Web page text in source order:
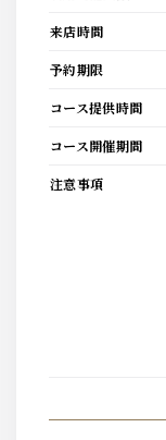
来店時間
予約期限
コース提供時間
コース開催期間
注意事項